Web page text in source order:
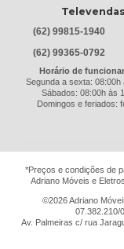
Bertolini (2)
Best (9)
Braslar (6)
cadence
Canaã Moveis
Televendas
(62) 99815-1940
(62) 99365-0792
Horário de
Segunda a sexta: 08:00h
Sábados: 08:00h às
Domingos e feriados:
*Preços e condições de
Adriano Móveis e
©2026 Adriano
07.382.210/
Av. Palmeiras c/ rua